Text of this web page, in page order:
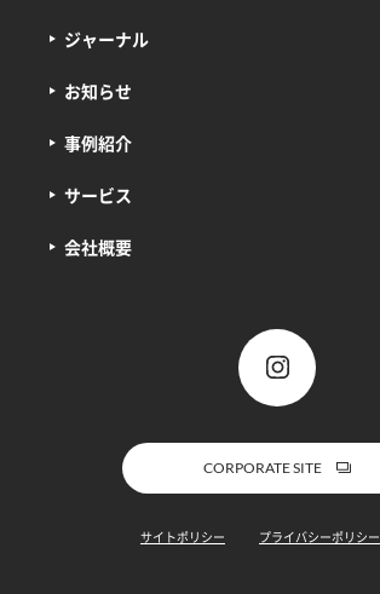
サービス
事例紹介
会社概要
ジャーナル
お知らせ
CORPORATE SITE
サイトポリシー プライバシーポリシー